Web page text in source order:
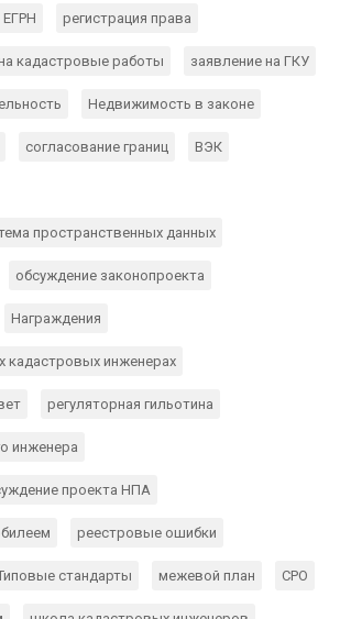
ЕГРН регистрация права
кадастровые работы заявление на ГКУ
Недвижимость в законе
согласование границ ВЭК
пространственных данных
обсуждение законопроекта
Награждения
кадастровых инженерах
регуляторная гильотина
инженера
проекта НПА
реестровые ошибки
стандарты межевой план СРО